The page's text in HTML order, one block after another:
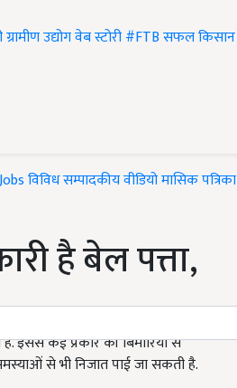
ग्रामीण उद्योगवेब स्टोरी#FTBसफल किसान
Jobsविविधसम्पादकीयवीडियोमासिक पत्रिका
है बेल पत्ता,
इससे कई प्रकार की बिमारियों से
से भी निजात पाई जा सकती है.